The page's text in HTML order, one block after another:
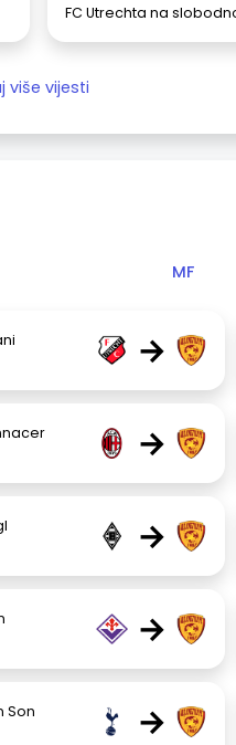
FC Utrechta na
više vijesti
MF
→
→
→
→
Son
→